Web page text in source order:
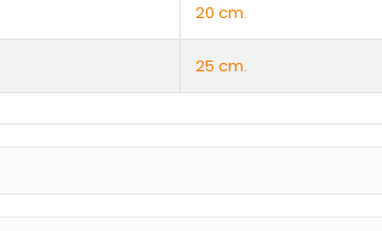
20 cm.
25 cm.